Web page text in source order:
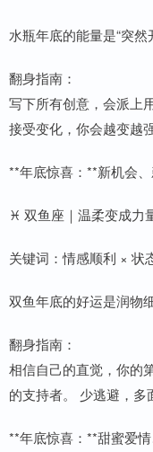
水瓶年底的能量是“突然
翻身指南：
写下所有创意，会派上
接受变化，你会越变越强
**年底惊喜：**新机会、
♓ 双鱼座｜温柔变成力
关键词：情感顺利 × 状
双鱼年底的好运是润物
翻身指南：
相信自己的直觉，你的
的支持者。 少逃避，多
**年底惊喜：**甜蜜爱